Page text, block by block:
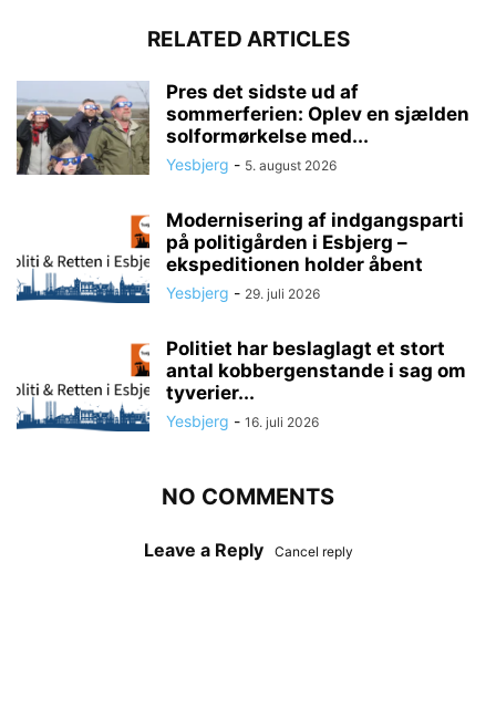
RELATED ARTICLES
Pres det sidste ud af
sommerferien: Oplev en sjælden
solformørkelse med...
Yesbjerg - 5. august 2026
Modernisering af indgangsparti
på politigården i Esbjerg –
ekspeditionen holder åbent
Yesbjerg - 29. juli 2026
Politiet har beslaglagt et stort
antal kobbergenstande i sag om
tyverier...
Yesbjerg - 16. juli 2026
NO COMMENTS
Leave a Reply Cancel reply